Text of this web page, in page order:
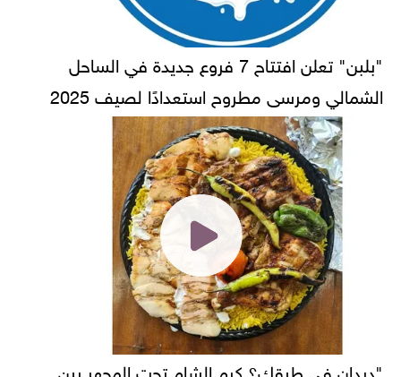
"بلبن" تعلن افتتاح 7 فروع جديدة في الساحل
الشمالي ومرسى مطروح استعدادًا لصيف 2025
"ديدان في طبقك؟ كرم الشام تحت المجهر بين